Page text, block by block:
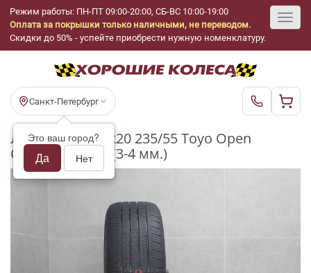
Режим работы: ПН-ПТ 09:00-20:00, СБ-ВС 10:00-19:00
Оплата за покрышки только наличными, не переводом.
Скидки до 50% - успейте приобрести нужную номенклатуру.
Санкт-Петербург
Это ваш город?
Да Нет
Летние шины R20 235/55 Toyo Open
Country A44 бу (3-4 мм.)